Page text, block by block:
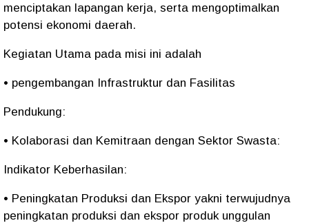
menciptakan lapangan kerja, serta mengoptimalkan
potensi ekonomi daerah.
Kegiatan Utama pada misi ini adalah
• pengembangan Infrastruktur dan Fasilitas
Pendukung:
• Kolaborasi dan Kemitraan dengan Sektor Swasta:
Indikator Keberhasilan:
• Peningkatan Produksi dan Ekspor yakni terwujudnya
peningkatan produksi dan ekspor produk unggulan